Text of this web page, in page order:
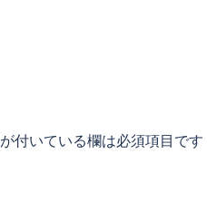
が付いている欄は必須項目です